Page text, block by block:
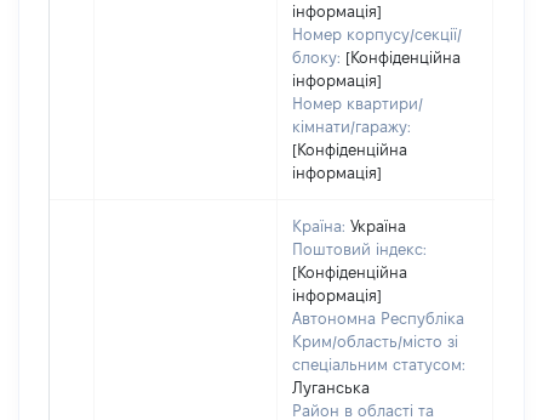
інформація]
Номер корпусу/секції/
блоку: [Конфіденційна
інформація]
Номер квартири/
кімнати/гаражу:
[Конфіденційна
інформація]
Країна: Україна
Поштовий індекс:
[Конфіденційна
інформація]
Автономна Республіка
Крим/область/місто зі
спеціальним статусом:
Луганська
Район в області та